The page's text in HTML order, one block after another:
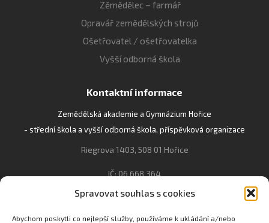
Spravovat souhlas s cookies
Abychom poskytli co nejlepší služby, používáme k ukládání a/nebo
Zěmědělec – farmář
Opravář zemědělských strojů
Ošetřovatel / ošetřovatelka
Vyšší odborná škola
Kontaktní informace
Zemědělská akademie a Gymnázium Hořice
- střední škola a vyšší odborná škola, příspěvková organizace
Riegrova 1403, 508 01 Hořice
IČ: 06 668 364
493 623 021, 493 623 022
info@gozhorice.cz